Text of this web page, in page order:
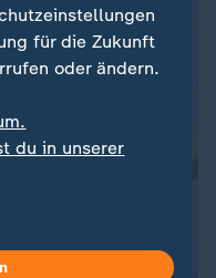
für die Zukunft
oder ändern.
du in unserer